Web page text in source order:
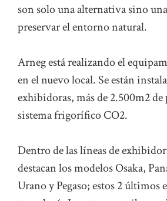
son solo una alternativa sino
preservar el entorno natural.
Arneg está realizando el
en el nuevo local. Se están
exhibidoras, más de 2.500m2 de
sistema frigorífico CO2.
Dentro de las líneas de
destacan los modelos Osaka,
Urano y Pegaso; estos 2 últimos